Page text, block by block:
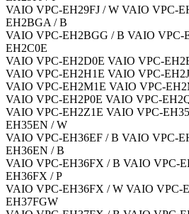
VAIO VPC-EH29FJ / W VAIO VPC-
EH2BGA / B
VAIO VPC-EH2BGG / B VAIO VPC-
EH2C0E
VAIO VPC-EH2D0E VAIO VPC-
VAIO VPC-EH2H1E VAIO VPC-
VAIO VPC-EH2M1E VAIO VPC-
VAIO VPC-EH2P0E VAIO VPC-
VAIO VPC-EH2Z1E VAIO VPC-
EH35EN / W
VAIO VPC-EH36EF / B VAIO VPC-
EH36EN / B
VAIO VPC-EH36FX / B VAIO VPC-
EH36FX / P
VAIO VPC-EH36FX / W VAIO VPC-
EH37FGW